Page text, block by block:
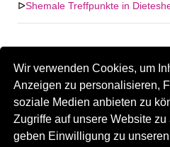
Wir verwenden Cookies, um
Anzeigen zu personalisieren,
soziale Medien anbieten zu
Zugriffe auf unsere Website
geben Einwilligung zu
ᐅShemale Treffpunkte in
Keine Firma in "Dietesheim"
"Dietesheim".
247.45 km Gay
Sind Sie oder kennen Sie eine(n)